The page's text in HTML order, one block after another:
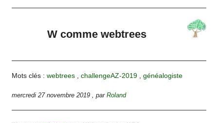
W comme webtrees
Mots clés :webtrees ,challengeAZ-2019 ,généalogiste
mercredi 27 novembre 2019 ,parRoland